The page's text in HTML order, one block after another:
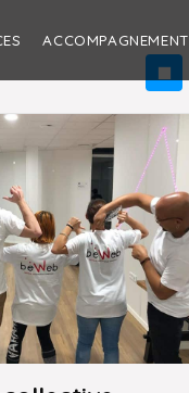
ACCOMPAGNEMENT